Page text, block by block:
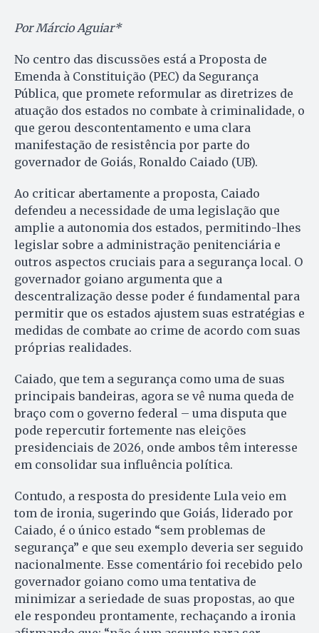
Por Márcio Aguiar*
No centro das discussões está a Proposta de
Emenda à Constituição (PEC) da Segurança
Pública, que promete reformular as diretrizes de
atuação dos estados no combate à criminalidade, o
que gerou descontentamento e uma clara
manifestação de resistência por parte do
governador de Goiás, Ronaldo Caiado (UB).
Ao criticar abertamente a proposta, Caiado
defendeu a necessidade de uma legislação que
amplie a autonomia dos estados, permitindo-lhes
legislar sobre a administração penitenciária e
outros aspectos cruciais para a segurança local. O
governador goiano argumenta que a
descentralização desse poder é fundamental para
permitir que os estados ajustem suas estratégias e
medidas de combate ao crime de acordo com suas
próprias realidades.
Caiado, que tem a segurança como uma de suas
principais bandeiras, agora se vê numa queda de
braço com o governo federal – uma disputa que
pode repercutir fortemente nas eleições
presidenciais de 2026, onde ambos têm interesse
em consolidar sua influência política.
Contudo, a resposta do presidente Lula veio em
tom de ironia, sugerindo que Goiás, liderado por
Caiado, é o único estado “sem problemas de
segurança” e que seu exemplo deveria ser seguido
nacionalmente. Esse comentário foi recebido pelo
governador goiano como uma tentativa de
minimizar a seriedade de suas propostas, ao que
ele respondeu prontamente, rechaçando a ironia